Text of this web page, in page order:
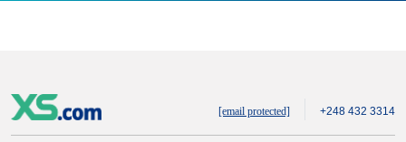
[email protected] +248 432 3314